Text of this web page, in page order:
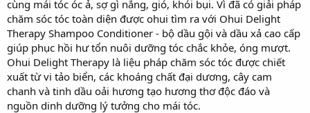
cùng mái tóc óc ả, sợ gì nắng, gió, khói bụi. Vì đã có giải pháp
chăm sóc tóc toàn diện được ohui tìm ra với Ohui Delight
Therapy Shampoo Conditioner - bộ dầu gội và dầu xả cao cấp
giúp phục hồi hư tổn nuôi dưỡng tóc chắc khỏe, óng mượt.
Ohui Delight Therapy là liệu pháp chăm sóc tóc được chiết
xuất từ vi tảo biển, các khoáng chất đại dương, cây cam
chanh và tinh dầu oải hương tạo hương thơ độc đáo và
nguồn dinh dưỡng lý tưởng cho mái tóc.